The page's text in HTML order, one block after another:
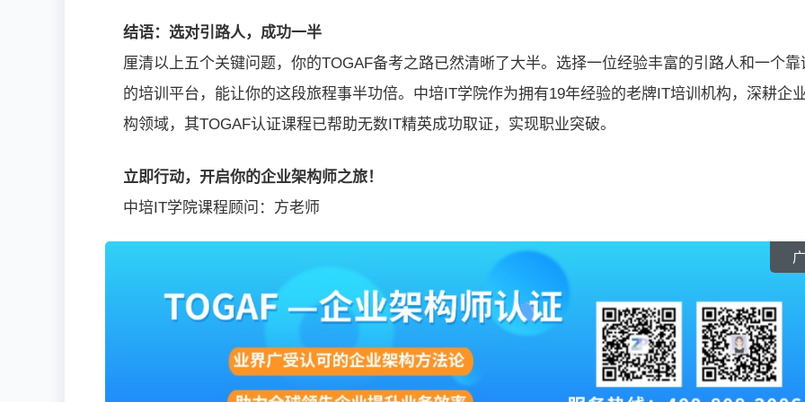
结语：选对引路人，成功一半
厘清以上五个关键问题，你的TOGAF备考之路已然清晰了大半。选择一位经验丰富的引路人和一个靠
的培训平台，能让你的这段旅程事半功倍。中培IT学院作为拥有19年经验的老牌IT培训机构，深耕企
构领域，其TOGAF认证课程已帮助无数IT精英成功取证，实现职业突破。
立即行动，开启你的企业架构师之旅！
中培IT学院课程顾问：方老师